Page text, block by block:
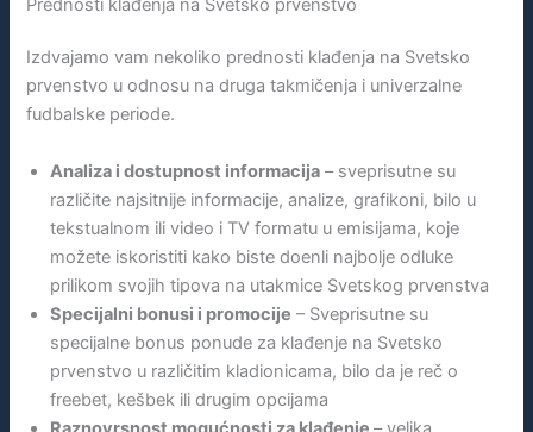
Prednosti klađenja na Svetsko prvenstvo
Izdvajamo vam nekoliko prednosti klađenja na Svetsko
prvenstvo u odnosu na druga takmičenja i univerzalne
fudbalske periode.
Analiza i dostupnost informacija – sveprisutne su
različite najsitnije informacije, analize, grafikoni, bilo u
tekstualnom ili video i TV formatu u emisijama, koje
možete iskoristiti kako biste doenli najbolje odluke
prilikom svojih tipova na utakmice Svetskog prvenstva
Specijalni bonusi i promocije – Sveprisutne su
specijalne bonus ponude za klađenje na Svetsko
prvenstvo u različitim kladionicama, bilo da je reč o
freebet, kešbek ili drugim opcijama